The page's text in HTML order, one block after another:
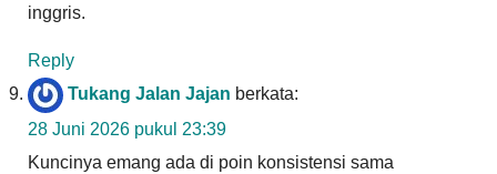
inggris.
Reply
Tukang Jalan Jajan berkata:
28 Juni 2026 pukul 23:39
Kuncinya emang ada di poin konsistensi sama